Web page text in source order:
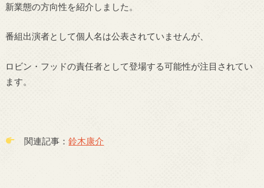
新業態の方向性を紹介しました。
番組出演者として個人名は公表されていませんが、
ロビン・フッドの責任者として登場する可能性が注目されてい
ます。
関連記事：鈴木康介